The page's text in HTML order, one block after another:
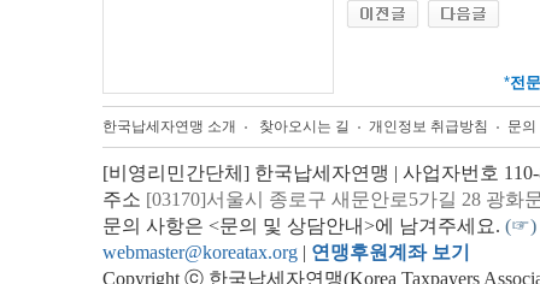
*전문
한국납세자연맹 소개 찾아오시는 길 개인정보 취급방침 문
[비영리민간단체] 한국납세자연맹 | 사업자번호
주소 [03170]서울시 종로구 새문안로5가길 28 광화
문의 사항은 <문의 및 상담안내>에 남겨주세요. (☞)
webmaster@koreatax.org | 연맹후원계좌 보기
Copyright ⓒ 한국납세자연맹(Korea Taxpayers